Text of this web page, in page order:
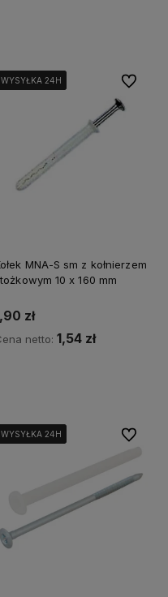
WYSYŁKA 24H
WYSYŁKA 24H
WYSYŁKA 24H
WYSYŁKA 24H
MNA-S sm z kołnierzem
10 x 160 mm
zł
netto: 1,54 zł
Do
WYSYŁKA 24H
WYSYŁKA 24H
WYSYŁKA 24H Do